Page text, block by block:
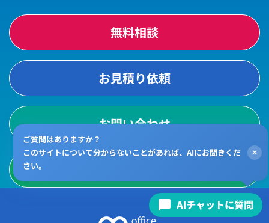
無料相談
お見積り依頼
お問い合わせ
ご質問はありますか？
このサイトについて分からないことがあれば、AIにお聞きくだ
さい。
×